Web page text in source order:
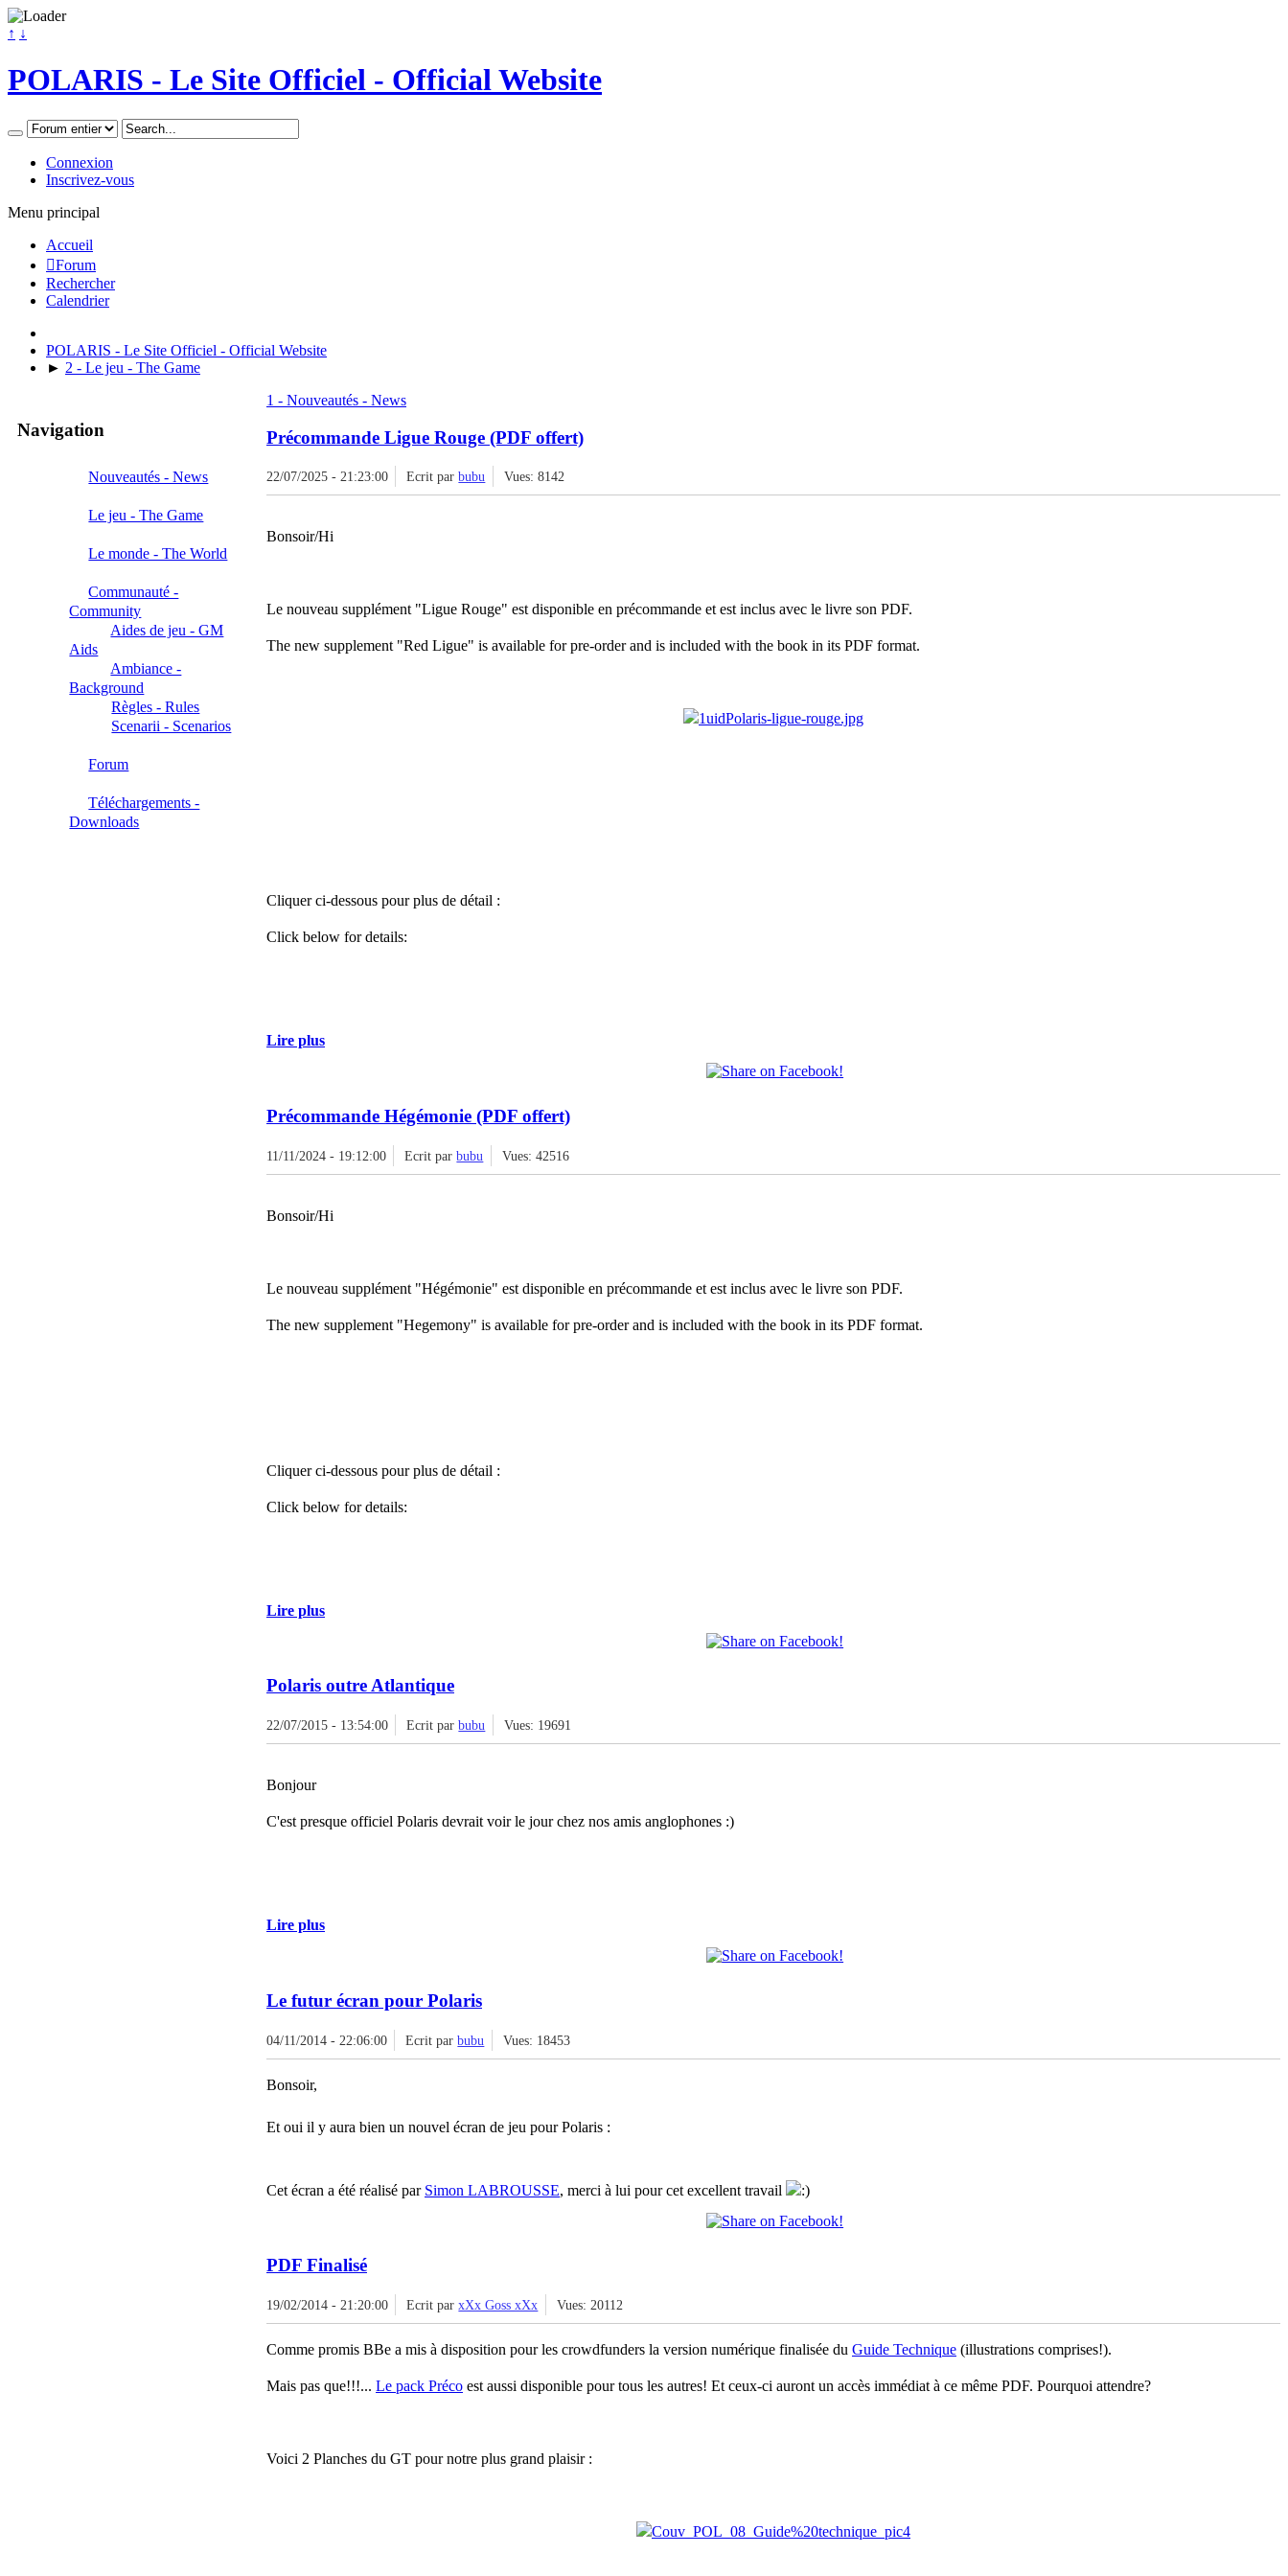
↑ ↓
POLARIS - Le Site Officiel - Official Website
Connexion
Inscrivez-vous
Menu principal
Accueil
Forum
Rechercher
Calendrier
POLARIS - Le Site Officiel - Official Website
► 2 - Le jeu - The Game
Navigation
Nouveautés - News
Le jeu - The Game
Le monde - The World
Communauté -
Community
Aides de jeu - GM
Aids
Ambiance -
Background
Règles - Rules
Scenarii - Scenarios
Forum
Téléchargements -
Downloads
1 - Nouveautés - News
Précommande Ligue Rouge (PDF offert)
22/07/2025 - 21:23:00 Ecrit parbubu Vues: 8142
Bonsoir/Hi
Le nouveau supplément "Ligue Rouge" est disponible en précommande et est inclus avec le livre son PDF.
The new supplement "Red Ligue" is available for pre-order and is included with the book in its PDF format.
Cliquer ci-dessous pour plus de détail :
Click below for details:
Lire plus
Précommande Hégémonie (PDF offert)
11/11/2024 - 19:12:00 Ecrit parbubu Vues: 42516
Bonsoir/Hi
Le nouveau supplément "Hégémonie" est disponible en précommande et est inclus avec le livre son PDF.
The new supplement "Hegemony" is available for pre-order and is included with the book in its PDF format.
Cliquer ci-dessous pour plus de détail :
Click below for details:
Lire plus
Polaris outre Atlantique
22/07/2015 - 13:54:00 Ecrit parbubu Vues: 19691
Bonjour
C'est presque officiel Polaris devrait voir le jour chez nos amis anglophones :)
Lire plus
Le futur écran pour Polaris
04/11/2014 - 22:06:00 Ecrit parbubu Vues: 18453
Bonsoir,
Et oui il y aura bien un nouvel écran de jeu pour Polaris :
Cet écran a été réalisé par Simon LABROUSSE, merci à lui pour cet excellent travail
PDF Finalisé
19/02/2014 - 21:20:00 Ecrit parxXx Goss xXx Vues: 20112
Comme promis BBe a mis à disposition pour les crowdfunders la version numérique finalisée du Guide Technique (illustrations comprises!).
Mais pas que!!!... Le pack Préco est aussi disponible pour tous les autres! Et ceux-ci auront un accès immédiat à ce même PDF. Pourquoi attendre?
Voici 2 Planches du GT pour notre plus grand plaisir :